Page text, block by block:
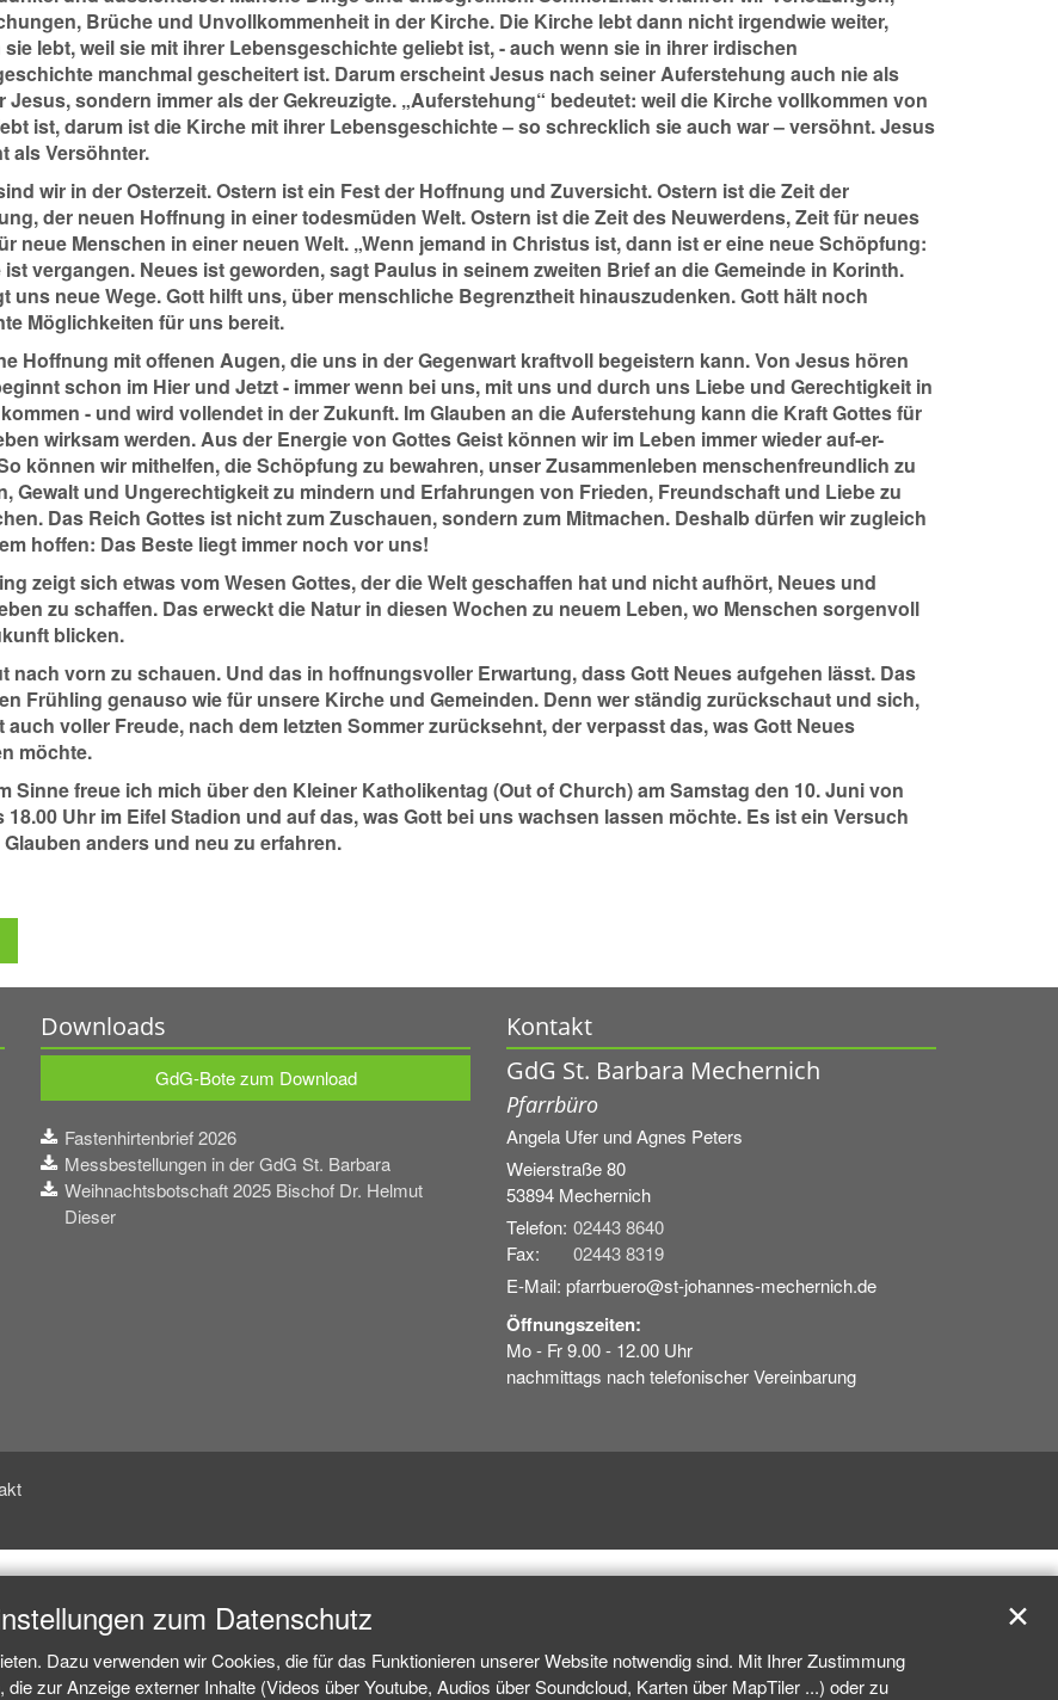
Brüche und Unvollkommenheit in der Kirche. Die Kirche lebt dann nicht irgendwie weiter,
lebt, weil sie mit ihrer Lebensgeschichte geliebt ist, - auch wenn sie in ihrer irdischen
manchmal gescheitert ist. Darum erscheint Jesus nach seiner Auferstehung auch nie als
Jesus, sondern immer als der Gekreuzigte. „Auferstehung“ bedeutet: weil die Kirche vollkommen von
ist, darum ist die Kirche mit ihrer Lebensgeschichte – so schrecklich sie auch war – versöhnt. Jesus
als Versöhnter.
wir in der Osterzeit. Ostern ist ein Fest der Hoffnung und Zuversicht. Ostern ist die Zeit der
der neuen Hoffnung in einer todesmüden Welt. Ostern ist die Zeit des Neuwerdens, Zeit für neues
neue Menschen in einer neuen Welt. „Wenn jemand in Christus ist, dann ist er eine neue Schöpfung:
ist vergangen. Neues ist geworden, sagt Paulus in seinem zweiten Brief an die Gemeinde in Korinth.
uns neue Wege. Gott hilft uns, über menschliche Begrenztheit hinauszudenken. Gott hält noch
Möglichkeiten für uns bereit.
Hoffnung mit offenen Augen, die uns in der Gegenwart kraftvoll begeistern kann. Von Jesus hören
schon im Hier und Jetzt - immer wenn bei uns, mit uns und durch uns Liebe und Gerechtigkeit in
- und wird vollendet in der Zukunft. Im Glauben an die Auferstehung kann die Kraft Gottes für
wirksam werden. Aus der Energie von Gottes Geist können wir im Leben immer wieder auf-er-
können wir mithelfen, die Schöpfung zu bewahren, unser Zusammenleben menschenfreundlich zu
Gewalt und Ungerechtigkeit zu mindern und Erfahrungen von Frieden, Freundschaft und Liebe zu
Das Reich Gottes ist nicht zum Zuschauen, sondern zum Mitmachen. Deshalb dürfen wir zugleich
hoffen: Das Beste liegt immer noch vor uns!
zeigt sich etwas vom Wesen Gottes, der die Welt geschaffen hat und nicht aufhört, Neues und
zu schaffen. Das erweckt die Natur in diesen Wochen zu neuem Leben, wo Menschen sorgenvoll
blicken.
nach vorn zu schauen. Und das in hoffnungsvoller Erwartung, dass Gott Neues aufgehen lässt. Das
Frühling genauso wie für unsere Kirche und Gemeinden. Denn wer ständig zurückschaut und sich,
auch voller Freude, nach dem letzten Sommer zurücksehnt, der verpasst das, was Gott Neues
möchte.
Sinne freue ich mich über den Kleiner Katholikentag (Out of Church) am Samstag den 10. Juni von
18.00 Uhr im Eifel Stadion und auf das, was Gott bei uns wachsen lassen möchte. Es ist ein Versuch
anders und neu zu erfahren.
Downloads
GdG-Bote zum Download
Fastenhirtenbrief 2026
Messbestellungen in der GdG St. Barbara
Weihnachtsbotschaft 2025 Bischof Dr. Helmut
Dieser
Kontakt
GdG St. Barbara Mechernich
Pfarrbüro
Angela Ufer undAgnes Peters
Weierstraße 80
53894 Mechernich
Telefon: 02443 8640
Fax:
02443 8319
E-Mail: pfarrbuero@st-johannes-mechernich.de
Öffnungszeiten:
Mo - Fr 9.00 - 12.00 Uhr
nachmittags nach telefonischer Vereinbarung
zum Datenschutz
Dazu verwenden wir Cookies, die für das Funktionieren unserer Website notwendig sind. Mit Ihrer Zustimmung
zur Anzeige externer Inhalte (Videos über Youtube, Audios über Soundcloud, Karten über MapTiler ...) oder zu
✕